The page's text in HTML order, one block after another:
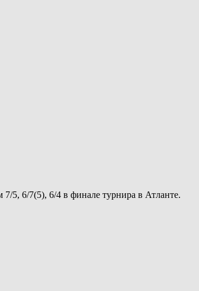
5, 6/7(5), 6/4 в финале турнира в Атланте.